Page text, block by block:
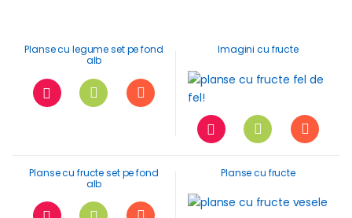
Planse cu legume set pe fond
alb
Imagini cu fructe
Planse cu fructe set pe fond
alb
Planse cu fructe